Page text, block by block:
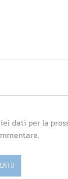
dati per la